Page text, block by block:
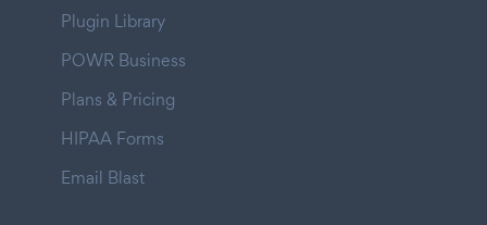
Plugin Library
POWR Business
Plans & Pricing
HIPAA Forms
Email Blast